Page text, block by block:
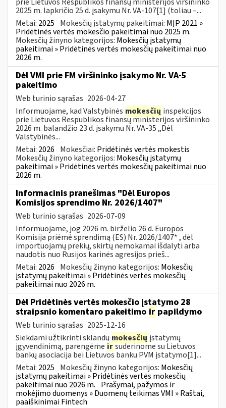
2025 m. lapkričio 25 d. įsakymu Nr. VA-107[1] (toliau –...
Metai: 2025 Mokesčių įstatymų pakeitimai: MĮP 2021 »
Pridėtinės vertės mokesčio pakeitimai nuo 2025 m.
Mokesčių žinyno kategorijos: Mokesčių įstatymų
pakeitimai » Pridėtinės vertės mokesčių pakeitimai nuo
2026 m.
Dėl VMI prie FM viršininko įsakymo Nr. VA-5
pakeitimo
Web turinio sąrašas 2026-04-27
Informuojame, kad Valstybinės mokesčių inspekcijos
prie Lietuvos Respublikos finansų ministerijos viršininko
2026 m. balandžio 23 d. įsakymu Nr. VA-35 „Dėl
Valstybinės...
Metai: 2026 Mokesčiai: Pridėtinės vertės mokestis
Mokesčių žinyno kategorijos: Mokesčių įstatymų
pakeitimai » Pridėtinės vertės mokesčių pakeitimai nuo
2026 m.
Informacinis pranešimas "Dėl Europos
Komisijos sprendimo Nr. 2026/1407"
Web turinio sąrašas 2026-07-09
Informuojame, jog 2026 m. birželio 26 d. Europos
Komisija priėmė sprendimą (ES) Nr. 2026/1407* , dėl
importuojamų prekių, skirtų nemokamai išdalyti arba
naudotis nuo Rusijos karinės agresijos prieš...
Metai: 2026 Mokesčių žinyno kategorijos: Mokesčių
įstatymų pakeitimai » Pridėtinės vertės mokesčių
pakeitimai nuo 2026 m.
Dėl Pridėtinės vertės mokesčio įstatymo 28
straipsnio komentaro pakeitimo ir papildymo
Web turinio sąrašas 2025-12-16
Siekdami užtikrinti sklandų mokesčių įstatymų
įgyvendinimą, parengėme irsuderinome su Lietuvos
bankų asociacija bei Lietuvos banku PVM įstatymo[1]...
Metai: 2025 Mokesčių žinyno kategorijos: Mokesčių
įstatymų pakeitimai » Pridėtinės vertės mokesčių
pakeitimai nuo 2026 m. Prašymai, pažymos ir
mokėjimo duomenys » Duomenų teikimas VMI » Raštai,
paaiškinimai Fintech